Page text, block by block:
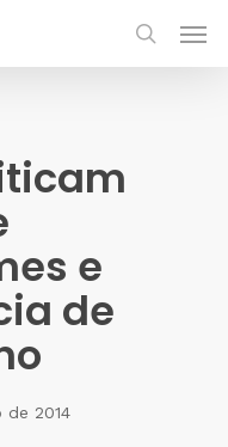
e
de
de 2014